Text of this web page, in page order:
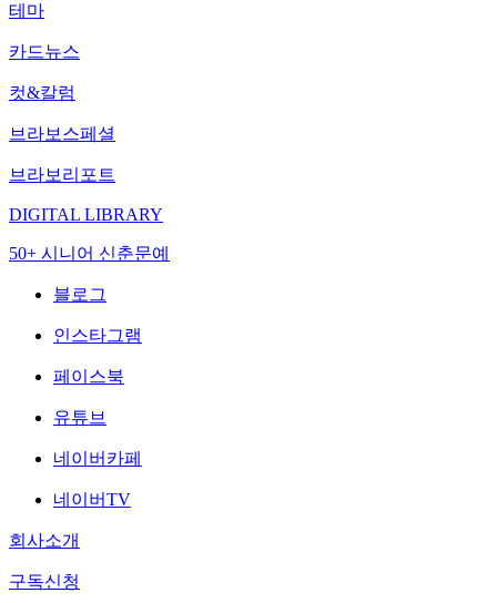
테마
카드뉴스
컷&칼럼
브라보스페셜
브라보리포트
DIGITAL LIBRARY
50+ 시니어 신춘문예
블로그
인스타그램
페이스북
유튜브
네이버카페
네이버TV
회사소개
구독신청